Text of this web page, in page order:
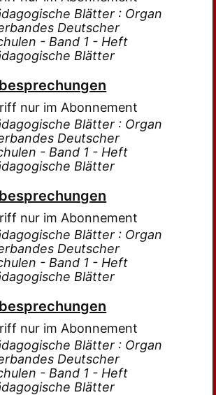
Blätter : Organ
Deutscher
- Band 1 - Heft
Blätter
nur im Abonnement
Blätter : Organ
Deutscher
- Band 1 - Heft
Blätter
nur im Abonnement
Blätter : Organ
Deutscher
- Band 1 - Heft
Blätter
nur im Abonnement
Blätter : Organ
Deutscher
- Band 1 - Heft
Blätter